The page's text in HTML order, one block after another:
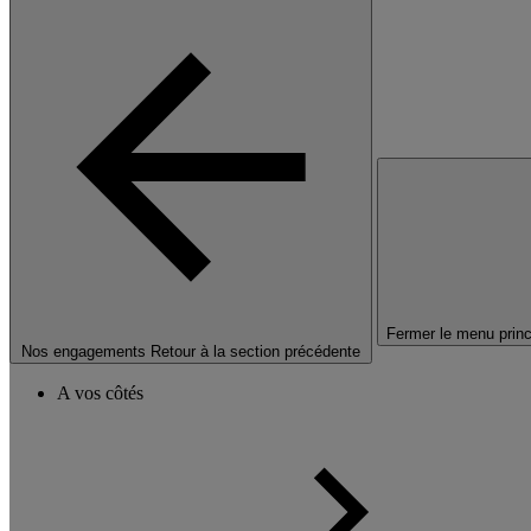
Nos engagements Retour à la section précédente
Fermer le menu
A vos côtés